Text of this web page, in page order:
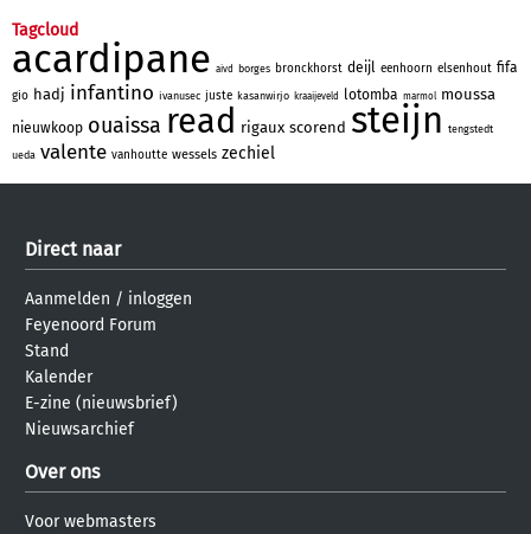
Tagcloud
acardipane aivd borges bronckhorst deijl eenhoorn elsenhout fifa
gio hadj infantino ivanusec juste kasanwirjo kraaijeveld lotomba marmol moussa
nieuwkoop ouaissa read rigaux scorend steijn tengstedt
ueda valente vanhoutte wessels zechiel
Direct naar
Aanmelden / inloggen
Feyenoord Forum
Stand
Kalender
E-zine (nieuwsbrief)
Nieuwsarchief
Over ons
Voor webmasters